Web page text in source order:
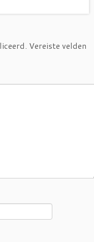
Vereiste velden